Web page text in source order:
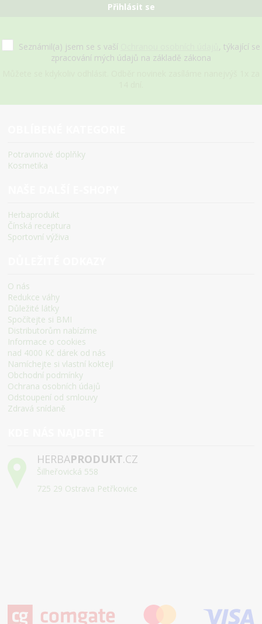
Přihlásit se
Seznámil(a) jsem se s vaší
, týkající se
zpracování mých údajů na základě zákona
Potravinové doplňky
Kosmetika
Herbaprodukt
Čínská receptura
Sportovní výživa
O nás
Redukce váhy
Důležité látky
Spočítejte si BMI
Distributorům nabízíme
Informace o cookies
nad 4000 Kč dárek od nás
Namíchejte si vlastní koktejl
Obchodní podmínky
Ochrana osobních údajů
Odstoupení od smlouvy
Zdravá snídaně
HERBAPRODUKT.CZ
Šilheřovická 558
725 29 Ostrava Petřkovice